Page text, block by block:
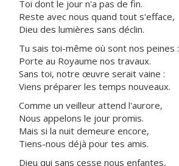
Toi dont le jour n'a pas de fin.
Reste avec nous quand tout s'efface,
Dieu des lumières sans déclin.
Tu sais toi-même où sont nos peines :
Porte au Royaume nos travaux.
Sans toi, notre œuvre serait vaine :
Viens préparer les temps nouveaux.
Comme un veilleur attend l'aurore,
Nous appelons le jour promis.
Mais si la nuit demeure encore,
Tiens-nous déjà pour tes amis.
Dieu qui sans cesse nous enfantes,